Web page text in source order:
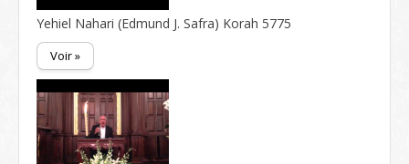
Yehiel Nahari (Edmund J. Safra) Korah 5775
Voir »